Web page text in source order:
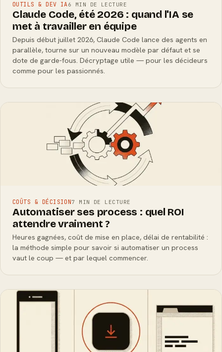
OUTILS & DEV IA6 MIN DE LECTURE
Claude Code, été 2026 : quand l'IA se
met à travailler en équipe
Depuis début juillet 2026, Claude Code lance des agents en
parallèle, tourne sur un nouveau modèle par défaut et se
dote de garde-fous. Décryptage utile — pour les décideurs
comme pour les passionnés.
COÛTS & DÉCISION7 MIN DE LECTURE
Automatiser ses process : quel ROI
attendre vraiment ?
Heures gagnées, coût de mise en place, délai de rentabilité :
la méthode simple pour savoir si automatiser un process
vaut le coup — et par lequel commencer.